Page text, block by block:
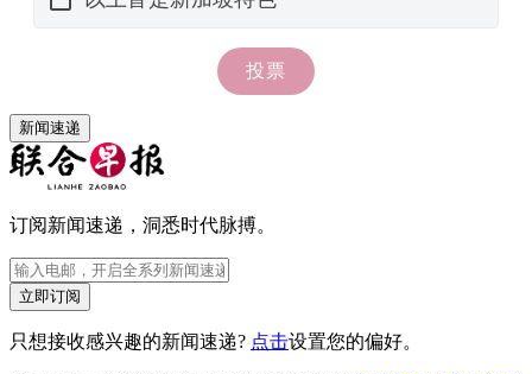
新闻速递
订阅新闻速递，洞悉时代脉搏。
立即订阅
只想接收感兴趣的新闻速递? 点击设置您的偏好。